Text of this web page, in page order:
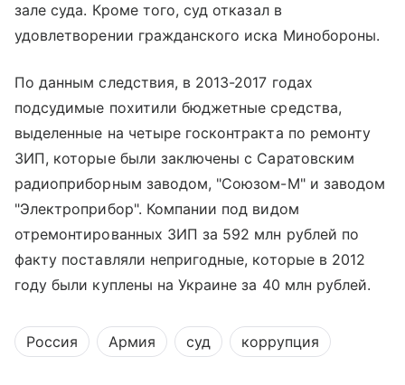
зале суда. Кроме того, суд отказал в
удовлетворении гражданского иска Минобороны.
По данным следствия, в 2013-2017 годах
подсудимые похитили бюджетные средства,
выделенные на четыре госконтракта по ремонту
ЗИП, которые были заключены с Саратовским
радиоприборным заводом, "Союзом-М" и заводом
"Электроприбор". Компании под видом
отремонтированных ЗИП за 592 млн рублей по
факту поставляли непригодные, которые в 2012
году были куплены на Украине за 40 млн рублей.
Россия Армия суд коррупция